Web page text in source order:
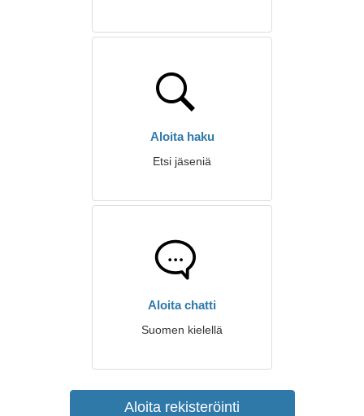
Aloita haku
Etsi jäseniä
Aloita chatti
Suomen kielellä
Aloita rekisteröinti